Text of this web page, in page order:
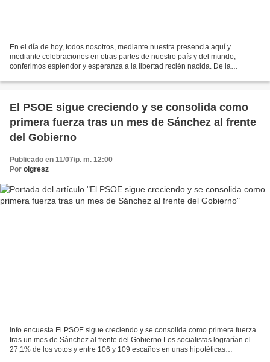
En el día de hoy, todos nosotros, mediante nuestra presencia aquí y
mediante celebraciones en otras partes de nuestro país y del mundo,
conferimos esplendor y esperanza a la libertad recién nacida. De la
El PSOE sigue creciendo y se consolida como
primera fuerza tras un mes de Sánchez al frente
del Gobierno
Publicado en 11/07/p. m. 12:00
Por oigresz
info encuesta El PSOE sigue creciendo y se consolida como primera fuerza
tras un mes de Sánchez al frente del Gobierno Los socialistas lograrían el
27,1% de los votos y entre 106 y 109 escaños en unas hipotéticas